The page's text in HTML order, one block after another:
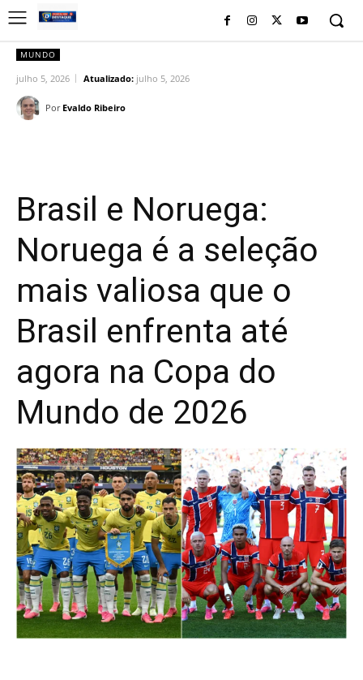
MUNDO
julho 5, 2026 Atualizado: julho 5, 2026
Por Evaldo Ribeiro
Brasil e Noruega:
Noruega é a seleção
mais valiosa que o
Brasil enfrenta até
agora na Copa do
Mundo de 2026